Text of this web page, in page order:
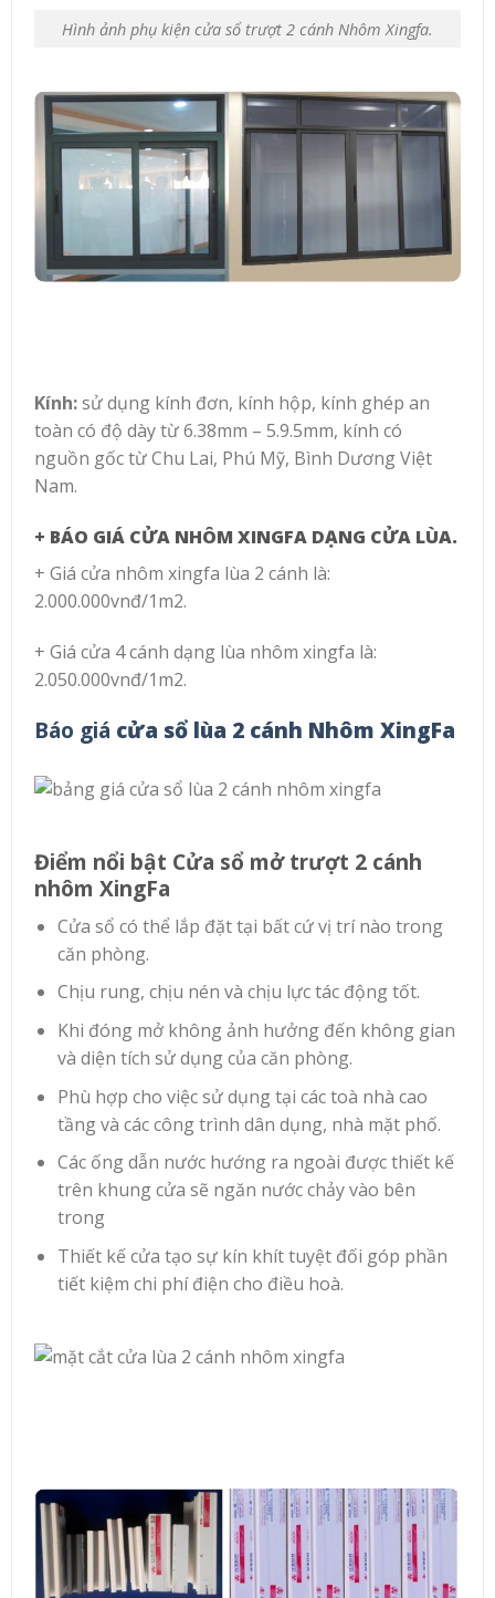
Hình ảnh phụ kiện cửa sổ trượt 2 cánh Nhôm Xingfa.
Kính:sử dụng kính đơn, kính hộp, kính ghép an
toàn có độ dày từ 6.38mm – 5.9.5mm, kính có
nguồn gốc từ Chu Lai, Phú Mỹ, Bình Dương Việt
Nam.
+ BÁO GIÁ CỬA NHÔM XINGFA DẠNG CỬA LÙA.
+ Giá cửa nhôm xingfa lùa 2 cánh là:
2.000.000vnđ/1m2.
+ Giá cửa 4 cánh dạng lùa nhôm xingfa là:
2.050.000vnđ/1m2.
Báo giá cửa sổ lùa 2 cánh Nhôm XingFa
Điểm nổi bật Cửa sổ mở trượt 2 cánh
nhôm XingFa
Cửa sổ có thể lắp đặt tại bất cứ vị trí nào trong
căn phòng.
Chịu rung, chịu nén và chịu lực tác động tốt.
Khi đóng mở không ảnh hưởng đến không gian
và diện tích sử dụng của căn phòng.
Phù hợp cho việc sử dụng tại các toà nhà cao
tầng và các công trình dân dụng, nhà mặt phố.
Các ống dẫn nước hướng ra ngoài được thiết kế
trên khung cửa sẽ ngăn nước chảy vào bên
trong
Thiết kế cửa tạo sự kín khít tuyệt đối góp phần
tiết kiệm chi phí điện cho điều hoà.